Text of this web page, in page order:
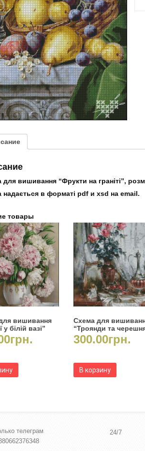
вишивання “Фрукти на граніті”,
надається в форматі pdf и xsd на email.
товары
вишивання
у білій вазі”
грн.
Схема для
“Троянди та
300.00грн.
В корзину
телеграм
24/7